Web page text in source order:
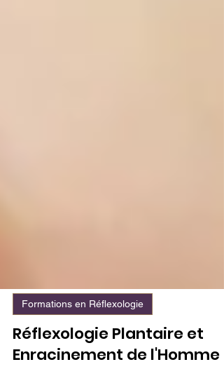
Formations en Réflexologie
Réflexologie Plantaire et